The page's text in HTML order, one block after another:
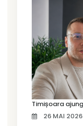
26 MAI 2026